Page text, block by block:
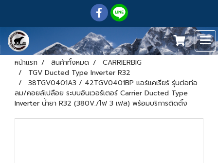
หน้าแรก สินค้าทั้งหมด
CARRIERBIG
TGV Ducted Type Inverter R32
38TGV0401A3 / 42TGV0401BP แอร์แคเรียร์ รุ่นต่อท่อ
ลม/คอยล์เปลือย ระบบอินเวอร์เตอร์ Carrier Ducted Type
Inverter น้ำยา R32 (380V./ไฟ 3 เฟส) พร้อมบริการติดตั้ง